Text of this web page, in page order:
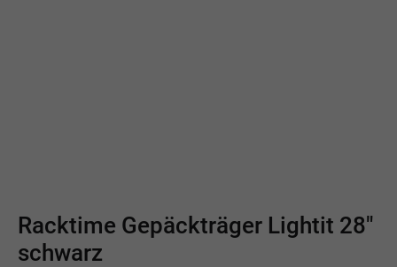
Racktime Gepäckträger Lightit 28"
schwarz